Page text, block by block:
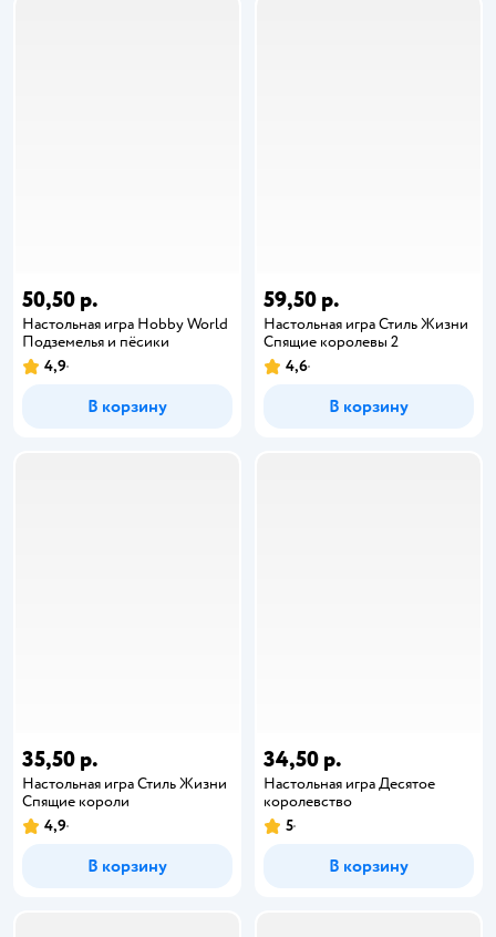
50,50 р.
Настольная игра Hobby World
Подземелья и пёсики
4,9
В корзину
59,50 р.
Настольная игра Стиль Жизни
Спящие королевы 2
4,6
В корзину
35,50 р.
Настольная игра Стиль Жизни
Спящие короли
4,9
В корзину
34,50 р.
Настольная игра Десятое
королевство
5
В корзину